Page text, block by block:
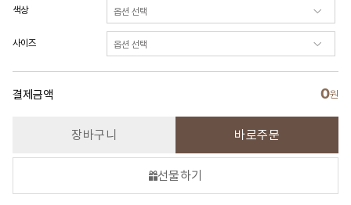
색상
사이즈
결제금액 0원
장바구니 바로주문
선물하기